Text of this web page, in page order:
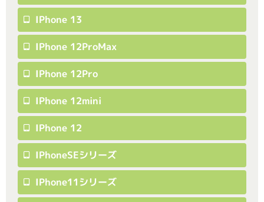
IPhone 13
IPhone 12ProMax
IPhone 12Pro
IPhone 12mini
IPhone 12
IPhoneSEシリーズ
IPhone11シリーズ